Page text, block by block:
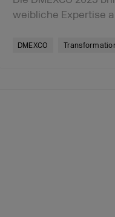
weibliche Expertise
DMEXCO